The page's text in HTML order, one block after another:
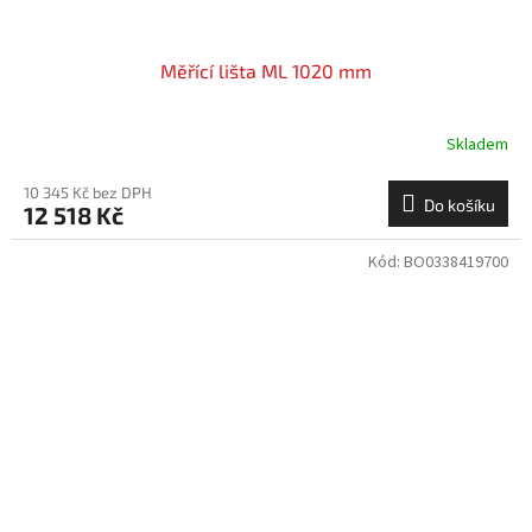
Měřící lišta ML 1020 mm
Skladem
10 345 Kč bez DPH
12 518 Kč Do košíku
Kód: BO0338419700